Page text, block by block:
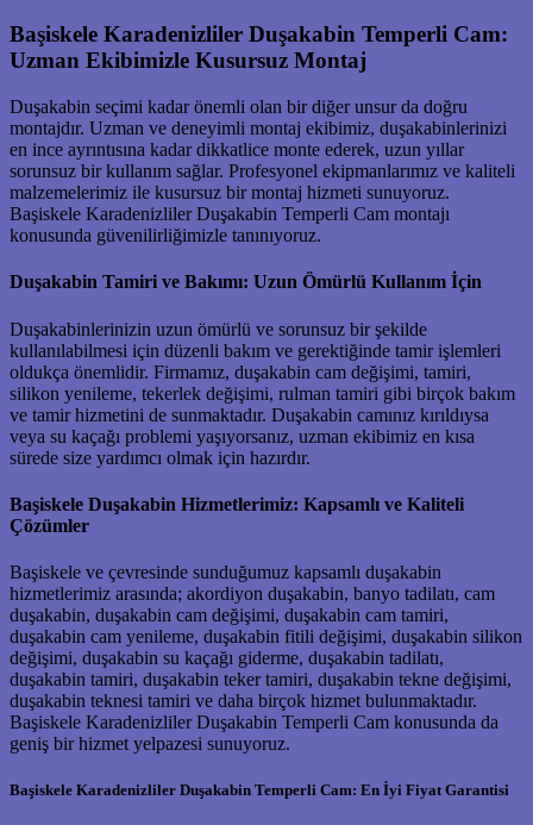
Başiskele Karadenizliler Duşakabin Temperli Cam:
Uzman Ekibimizle Kusursuz Montaj
Duşakabin seçimi kadar önemli olan bir diğer unsur da doğru
montajdır. Uzman ve deneyimli montaj ekibimiz, duşakabinlerinizi
en ince ayrıntısına kadar dikkatlice monte ederek, uzun yıllar
sorunsuz bir kullanım sağlar. Profesyonel ekipmanlarımız ve kaliteli
malzemelerimiz ile kusursuz bir montaj hizmeti sunuyoruz.
Başiskele Karadenizliler Duşakabin Temperli Cam montajı
konusunda güvenilirliğimizle tanınıyoruz.
Duşakabin Tamiri ve Bakımı: Uzun Ömürlü Kullanım İçin
Duşakabinlerinizin uzun ömürlü ve sorunsuz bir şekilde
kullanılabilmesi için düzenli bakım ve gerektiğinde tamir işlemleri
oldukça önemlidir. Firmamız, duşakabin cam değişimi, tamiri,
silikon yenileme, tekerlek değişimi, rulman tamiri gibi birçok bakım
ve tamir hizmetini de sunmaktadır. Duşakabin camınız kırıldıysa
veya su kaçağı problemi yaşıyorsanız, uzman ekibimiz en kısa
sürede size yardımcı olmak için hazırdır.
Başiskele Duşakabin Hizmetlerimiz: Kapsamlı ve Kaliteli
Çözümler
Başiskele ve çevresinde sunduğumuz kapsamlı duşakabin
hizmetlerimiz arasında; akordiyon duşakabin, banyo tadilatı, cam
duşakabin, duşakabin cam değişimi, duşakabin cam tamiri,
duşakabin cam yenileme, duşakabin fitili değişimi, duşakabin silikon
değişimi, duşakabin su kaçağı giderme, duşakabin tadilatı,
duşakabin tamiri, duşakabin teker tamiri, duşakabin tekne değişimi,
duşakabin teknesi tamiri ve daha birçok hizmet bulunmaktadır.
Başiskele Karadenizliler Duşakabin Temperli Cam konusunda da
geniş bir hizmet yelpazesi sunuyoruz.
Başiskele Karadenizliler Duşakabin Temperli Cam: En İyi Fiyat Garantisi